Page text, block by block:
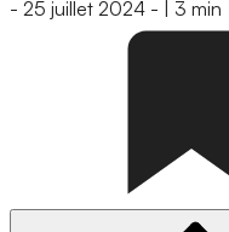
- 25 juillet 2024 - 3 min